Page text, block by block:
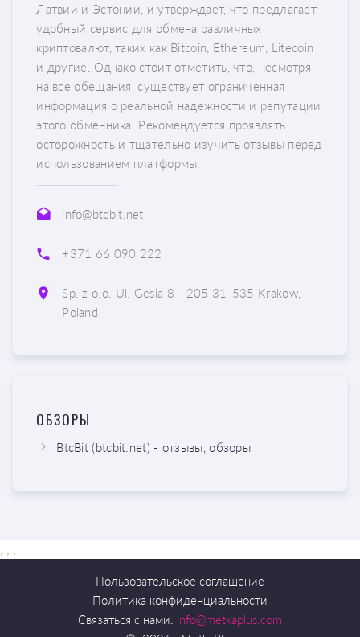
Латвии и Эстонии, и утверждает, что предлагает
удобный сервис для обмена различных
криптовалют, таких как Bitcoin, Ethereum, Litecoin
и другие. Однако стоит отметить, что, несмотря
на все обещания, существует ограниченная
информация о реальной надежности и репутации
этого обменника. Рекомендуется проявлять
осторожность и тщательно изучить отзывы перед
использованием платформы.
info@btcbit.net
+371 66 090 222
Sp. z o.o. Ul. Gesia 8 - 205 31-535 Krakow,
Poland
ОБЗОРЫ
BtcBit (btcbit.net) - отзывы, обзоры
; ; ;
Пользовательское соглашение
Политика конфиденциальности
Связаться с нами: info@metkaplus.com